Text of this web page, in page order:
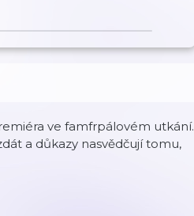
ve famfrpálovém utkání.
a důkazy nasvědčují tomu,